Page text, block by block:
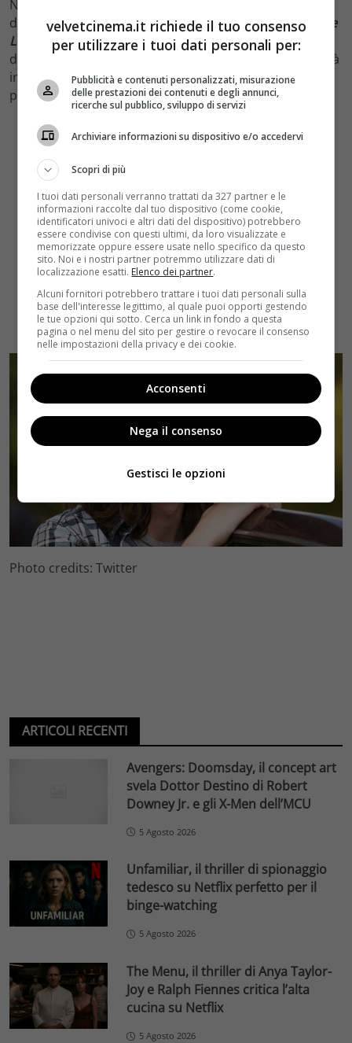
Nel prossimo episodio di The Walking Dead, il decimo
della stagione ed secondo dopo la pausa, intitolato
The
Lost and The Plunderes , proseguirà la guerra ‘a
distanza’ tra Rick Grimes ed il ‘villain’
Simon
sarà
incaricato di inviare un messaggio al Garbage People
per aver tradito The Saviors…
Photo credits: Twitter
ARTICOLI RECENTI
Avengers: Doomsday, il concept art
svela Dottor Destino di Robert
Downey Jr. e gli X-Men dell’MCU
5 Agosto 2026
Unfamiliar, il thriller di spionaggio
tedesco su Netflix perfetto per il
binge-watching
5 Agosto 2026
The Menu, il thriller di Anya Taylor-
Joy e Ralph Fiennes critica l’alta
cucina su Netflix
5 Agosto 2026
velvetcinema.it richiede il tuo consenso
per utilizzare i tuoi dati personali per:
Pubblicità e contenuti personalizzati, misurazione
delle prestazioni dei contenuti e degli annunci,
ricerche sul pubblico, sviluppo di servizi
Archiviare informazioni su dispositivo e/o accedervi
Scopri di più
I tuoi dati personali verranno trattati da 327 partner e le
informazioni raccolte dal tuo dispositivo (come cookie,
identificatori univoci e altri dati del dispositivo) potrebbero
essere condivise con questi ultimi, da loro visualizzate e
memorizzate oppure essere usate nello specifico da questo
sito. Noi e i nostri partner potremmo utilizzare dati di
localizzazione esatti. Elenco dei partner.
Alcuni fornitori potrebbero trattare i tuoi dati personali sulla
base dell'interesse legittimo, al quale puoi opporti gestendo
le tue opzioni qui sotto. Cerca un link in fondo a questa
pagina o nel menu del sito per gestire o revocare il consenso
nelle impostazioni della privacy e dei cookie.
Acconsenti
Nega il consenso
Gestisci le opzioni